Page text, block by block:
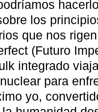
los
que nos
(Futuro
integrado
para
yo,